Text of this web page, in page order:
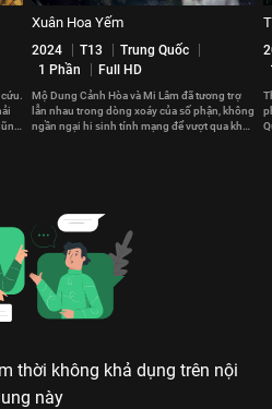
Xuân Hoa Yếm
2024 T13
Trung Quốc
1 Phần
Full HD
Mộ Dung Cảnh Hòa và Mi Lâm đã tương trợ
lẫn nhau trong dòng xoáy của số phận, không
ngần ngại hi sinh tính mạng để vượt qua khó
thời không khả dụng trên nội
này